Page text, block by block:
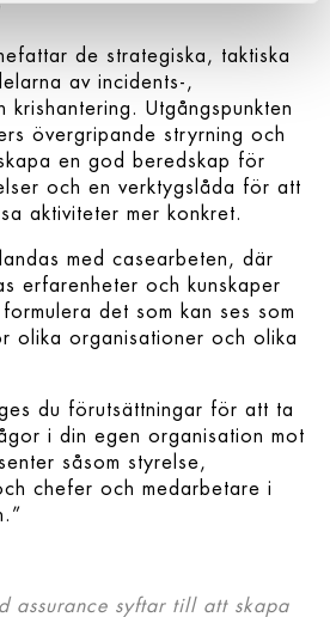
de strategiska, taktiska
av incidents-,
krishantering. Utgångspunkten
övergripande stryrning och
en god beredskap för
och en verktygslåda för att
aktiviteter mer konkret.
med casearbeten, där
erfarenheter och kunskaper
det som kan ses som
olika organisationer och olika
du förutsättningar för att ta
i din egen organisation mot
såsom styrelse,
chefer och medarbetare i
assurance syftar till att skapa